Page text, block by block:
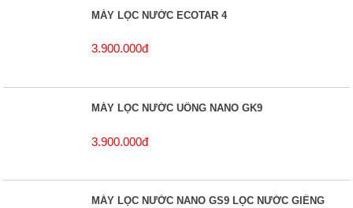
MÁY LỌC NƯỚC ECOTAR 4
3.900.000đ
MÁY LỌC NƯỚC UỐNG NANO GK9
3.900.000đ
MÁY LỌC NƯỚC NANO GS9 LỌC NƯỚC GIẾNG